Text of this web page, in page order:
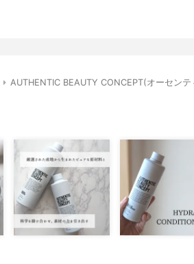
AUTHENTIC BEAUTY CONCEPT(オーセン